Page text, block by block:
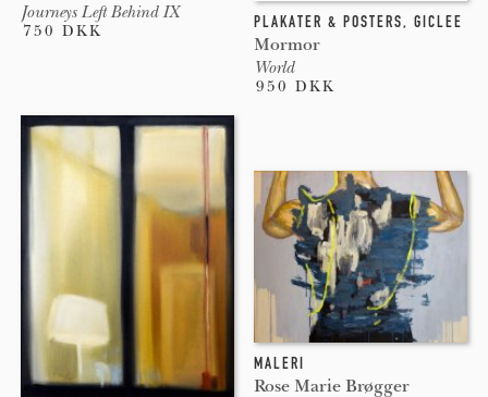
Journeys Left Behind IX
750 DKK PLAKATER & POSTERS, GICLEE
Mormor
World
950 DKK
MALERI
Rose Marie Brøgger